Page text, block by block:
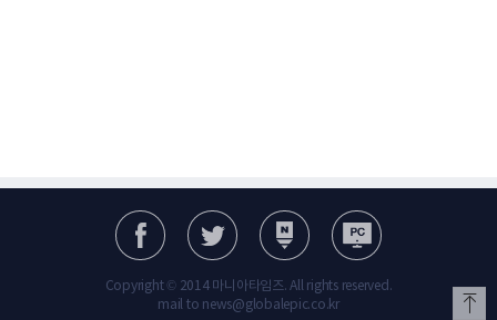
Copyright © 2014 마니아타임즈. All rights reserved.
mail to news@globalepic.co.kr